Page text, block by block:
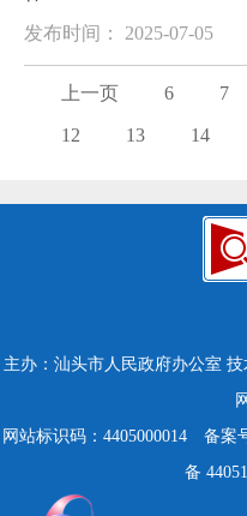
发布时间： 2025-07-05
上一页 6 7
12 13 14
主办：汕头市人民政府办公室 技
网站标识码：4405000014
备案
备